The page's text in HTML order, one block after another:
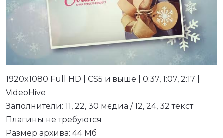
1920x1080 Full HD | CS5 и выше | 0:37, 1:07, 2:17 |
VideoHive
Заполнители: 11, 22, 30 медиа / 12, 24, 32 текст
Плагины не требуются
Размер архива: 44 Мб